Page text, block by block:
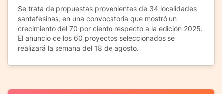
Se trata de propuestas provenientes de 34 localidades
santafesinas, en una convocatoria que mostró un
crecimiento del 70 por ciento respecto a la edición 2025.
El anuncio de los 60 proyectos seleccionados se
realizará la semana del 18 de agosto.